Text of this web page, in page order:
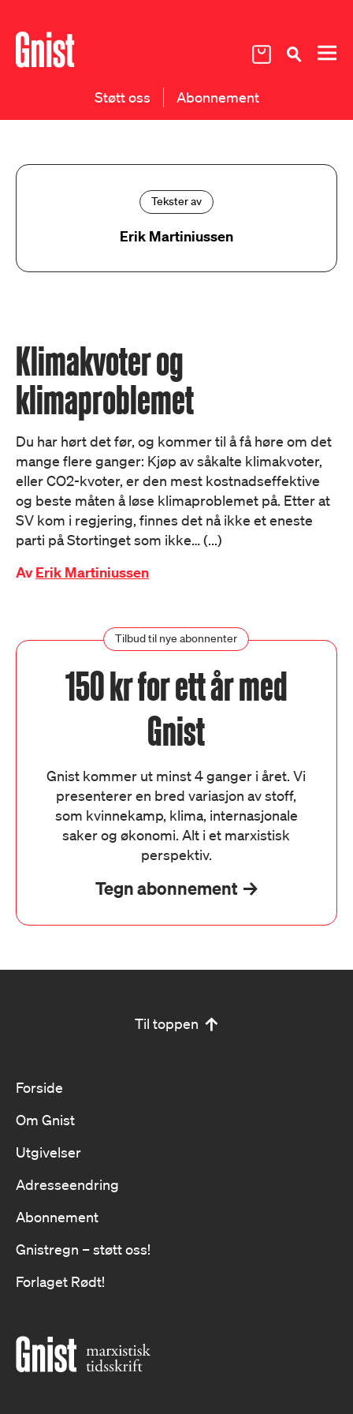
Støtt oss Abonnement
Tekster av
Erik Martiniussen
Klimakvoter og
klimaproblemet
Du har hørt det før, og kommer til å få høre om det
mange flere ganger: Kjøp av såkalte klimakvoter,
eller CO2-kvoter, er den mest kostnadseffektive
og beste måten å løse klimaproblemet på. Etter at
SV kom i regjering, finnes det nå ikke et eneste
parti på Stortinget som ikke… (...)
AvErik Martiniussen
Tilbud til nye abonnenter
150 kr for ett år med
Gnist
Gnist kommer ut minst 4 ganger i året. Vi
presenterer en bred variasjon av stoff,
som kvinnekamp, klima, internasjonale
saker og økonomi. Alt i et marxistisk
perspektiv.
Tegn abonnement
Til toppen
Forside
Om Gnist
Utgivelser
Adresseendring
Abonnement
Gnistregn – støtt oss!
Forlaget Rødt!